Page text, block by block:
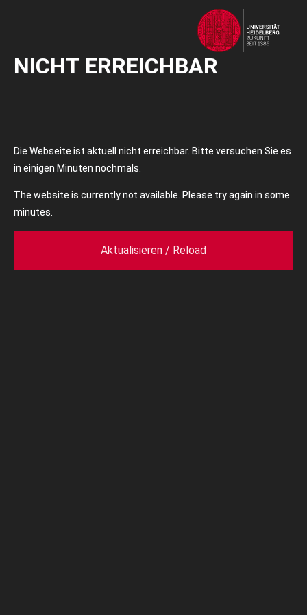
NICHT ERREICHBAR
Die Webseite ist aktuell nicht erreichbar. Bitte versuchen Sie es
in einigen Minuten nochmals.
The website is currently not available. Please try again in some
minutes.
Aktualisieren / Reload